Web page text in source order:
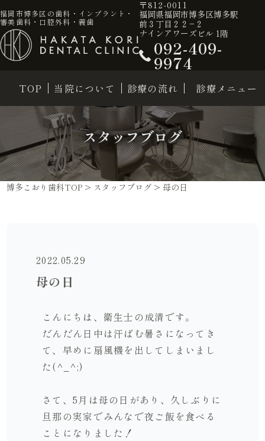
福岡市博多区の歯科・インプラント・
審美歯科・口腔外科・義歯
〒812-0011
福岡県福岡市博多区博多駅
前３丁目２２−２
ナインアワーズビル 1階
092-409-
9974
TOP 当院について 診療の流れ 診療メニュー
スタッフブログ
博多こおり歯科TOP > スタッフブログ >母の日
2022.05.29
母の日
こんにちは、衛生士の成清です。
だんだん日中は汗ばむ暑さになってき
て、早めに扇風機を出してしまいまし
た(^_^;)
さて、5月は母の日があり、久しぶりに
旦那の実家でみんなで夜ご飯を食べる
ことになりました！